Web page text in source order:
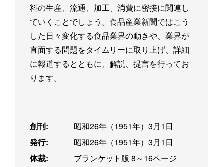
料の生産、流通、加工、消費に密接に関連し
ていくことでしょう。食品産業新聞ではこう
した日々変化する食品業界の動きや、業界が
直面する問題をタイムリーに取り上げ、詳細
に報道するとともに、解説、提言を行ってお
ります。
創刊:
昭和26年（1951年）3月1日
発行:
昭和26年（1951年）3月1日
体裁:
ブランケット版 8～16ページ